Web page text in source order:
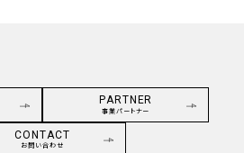
PARTNER
事業パートナー
CONTACT
お問い合わせ